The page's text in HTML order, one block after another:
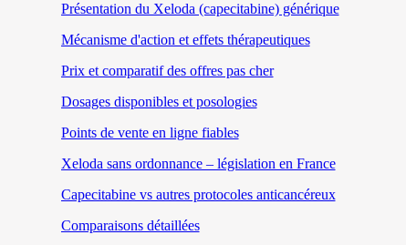
Présentation du Xeloda (capecitabine) générique
Mécanisme d'action et effets thérapeutiques
Prix et comparatif des offres pas cher
Dosages disponibles et posologies
Points de vente en ligne fiables
Xeloda sans ordonnance – législation en France
Capecitabine vs autres protocoles anticancéreux
Comparaisons détaillées